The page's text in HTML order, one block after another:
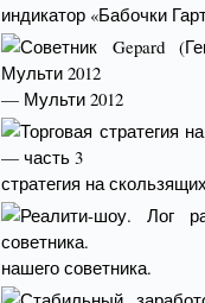
индикатор «Бабочки
— Мульти 2012
стратегия на
нашего советника.